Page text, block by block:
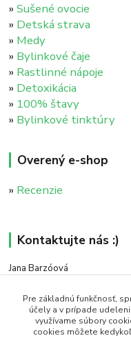
»Sušené ovocie
» Detská strava
» Medy
» Bylinkové čaje
» Rastlinné nápoje
» Detoxikácia
» 100% štavy
» Bylinkové tinktúry
Overený e-shop
» Recenzie
Kontaktujte nás :)
Jana Barzóová
(PO - PIA, 8:00 - 18:00)
objednavky@naturaj.sk
Pre základnú funkčnosť,
účely a v prípade
využívame súbory
cookies môžete